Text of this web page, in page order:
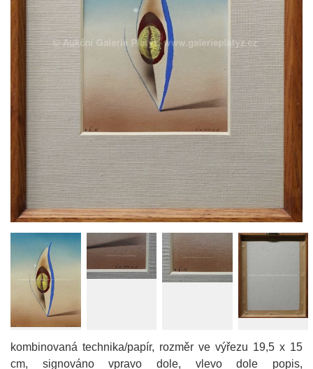
kombinovaná technika/papír, rozměr ve výřezu 19,5 x 15
cm, signováno vpravo dole, vlevo dole popis,